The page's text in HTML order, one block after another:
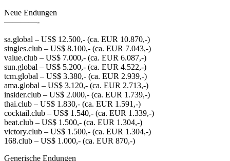
Neue Endungen
————-
sa.global – US$ 12.500,- (ca. EUR 10.870,-)
singles.club – US$ 8.100,- (ca. EUR 7.043,-)
value.club – US$ 7.000,- (ca. EUR 6.087,-)
sun.global – US$ 5.200,- (ca. EUR 4.522,-)
tcm.global – US$ 3.380,- (ca. EUR 2.939,-)
ama.global – US$ 3.120,- (ca. EUR 2.713,-)
insider.club – US$ 2.000,- (ca. EUR 1.739,-)
thai.club – US$ 1.830,- (ca. EUR 1.591,-)
cocktail.club – US$ 1.540,- (ca. EUR 1.339,-)
beat.club – US$ 1.500,- (ca. EUR 1.304,-)
victory.club – US$ 1.500,- (ca. EUR 1.304,-)
168.club – US$ 1.000,- (ca. EUR 870,-)
Generische Endungen